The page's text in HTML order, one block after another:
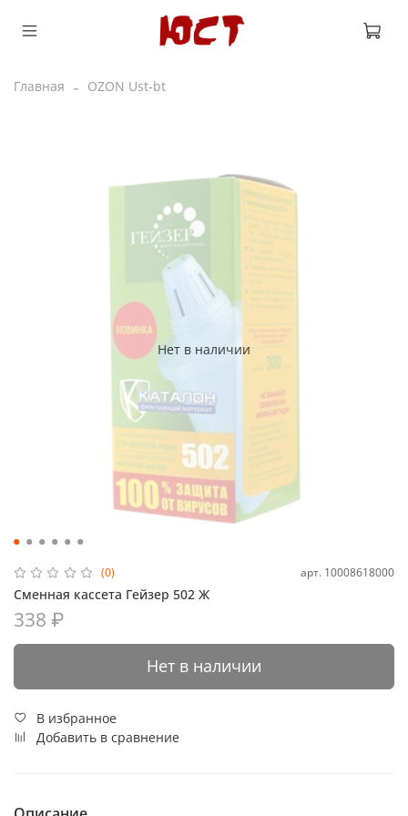
Главная OZON Ust-bt
Нет в наличии
(0) арт. 10008618000
Сменная кассета Гейзер 502 Ж
338 ₽
Нет в наличии
В избранное
Добавить в сравнение